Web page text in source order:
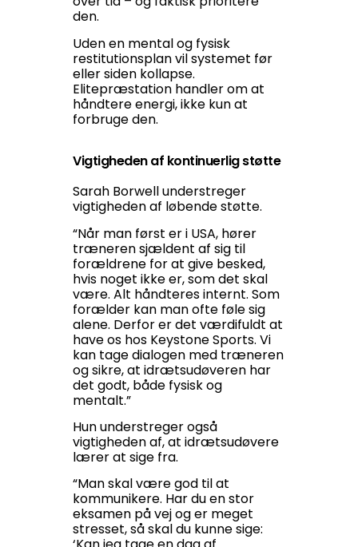
den.
Uden en mental og fysisk
restitutionsplan vil systemet før
eller siden kollapse.
Elitepræstation handler om at
håndtere energi, ikke kun at
forbruge den.
Vigtigheden af kontinuerlig støtte
Sarah Borwell understreger
vigtigheden af løbende støtte.
“Når man først er i USA, hører
træneren sjældent af sig til
forældrene for at give besked,
hvis noget ikke er, som det skal
være. Alt håndteres internt. Som
forælder kan man ofte føle sig
alene. Derfor er det værdifuldt at
have os hos Keystone Sports. Vi
kan tage dialogen med træneren
og sikre, at idrætsudøveren har
det godt, både fysisk og
mentalt.”
Hun understreger også
vigtigheden af, at idrætsudøvere
lærer at sige fra.
“Man skal være god til at
kommunikere. Har du en stor
eksamen på vej og er meget
stresset, så skal du kunne sige: